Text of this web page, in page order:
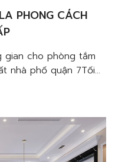
PHONG CÁCH
gian cho phòng tắm
nhà phố quận 7Tối